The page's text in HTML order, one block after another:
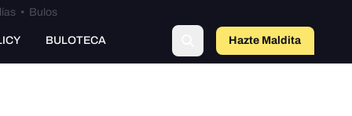
• Bulos
BULOTECA Hazte Maldit o
a